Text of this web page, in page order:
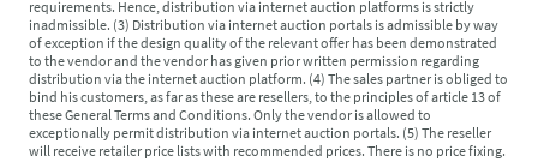
requirements. Hence, distribution via internet auction platforms is strictly
inadmissible. (3) Distribution via internet auction portals is admissible by way
of exception if the design quality of the relevant offer has been demonstrated
to the vendor and the vendor has given prior written permission regarding
distribution via the internet auction platform. (4) The sales partner is obliged to
bind his customers, as far as these are resellers, to the principles of article 13 of
these General Terms and Conditions. Only the vendor is allowed to
exceptionally permit distribution via internet auction portals. (5) The reseller
will receive retailer price lists with recommended prices. There is no price fixing.